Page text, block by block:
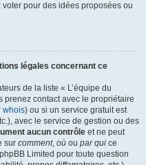
pour des idées proposées ou
légales concernant ce
de la liste « L’équipe du
prenez contact avec le propriétaire
whois) ou si un service gratuit est
avec le service de gestion ou des
aucun contrôle et ne peut
sur comment, où ou par qui ce
Limited pour toute question